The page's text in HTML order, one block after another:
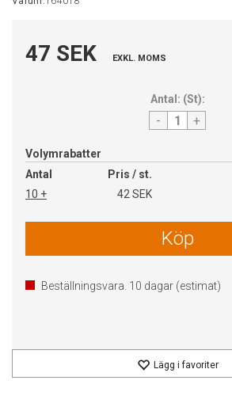
47 SEK EXKL. MOMS
Antal: (St):
- +
Volymrabatter
Antal
Pris / st.
10 +
42 SEK
Köp
Beställningsvara. 10 dagar (estimat)
Lägg i favoriter